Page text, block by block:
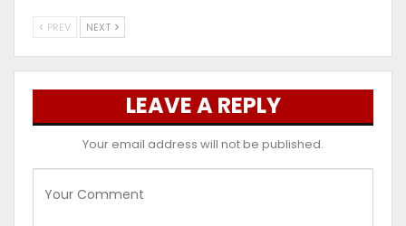
PREV NEXT
LEAVE A REPLY
Your email address will not be published.